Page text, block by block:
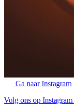
Ga naar Instagram
Volg ons op